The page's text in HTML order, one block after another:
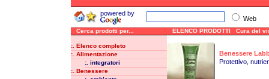
powered by
Web
Cerca prodotti per...
:. Elenco completo
:. Alimentazione
:. integratori
:. Benessere
ELENCO PRODOTTI Cura del
Benessere
Protettivo,